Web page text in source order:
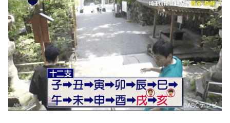
©️ABCテレビ